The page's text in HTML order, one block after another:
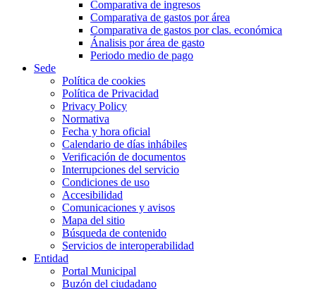
Comparativa de ingresos
Comparativa de gastos por área
Comparativa de gastos por clas. económica
Ánalisis por área de gasto
Periodo medio de pago
Sede
Política de cookies
Política de Privacidad
Privacy Policy
Normativa
Fecha y hora oficial
Calendario de días inhábiles
Verificación de documentos
Interrupciones del servicio
Condiciones de uso
Accesibilidad
Comunicaciones y avisos
Mapa del sitio
Búsqueda de contenido
Servicios de interoperabilidad
Entidad
Portal Municipal
Buzón del ciudadano